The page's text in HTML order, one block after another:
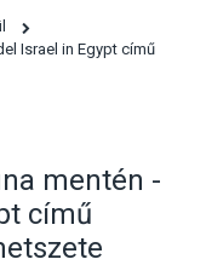
Israel in Egypt című
mentén -
című